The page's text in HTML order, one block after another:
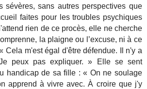
sévères, sans autres perspectives que
faites pour les troubles psychiques
rien de ce procès, elle ne cherche
la plaigne ou l’excuse, ni à ce
Cela m'est égal d'être défendue. Il n'y a
peux pas expliquer. » Elle se sent
handicap de sa fille : « On ne soulage
apprend à vivre avec. À croire que j'y